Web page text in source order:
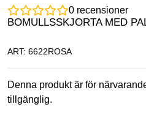
0 recensioner
BOMULLSSKJORTA MED
ART: 6622ROSA
Denna produkt är för
tillgänglig.